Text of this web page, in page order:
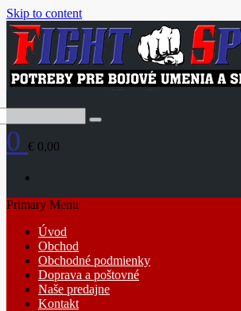
Skip to content
0 € 0,00
Primary Menu
Úvod
Obchod
Obchodné podmienky
Doprava a poštovné
Naše predajne
Kontakt